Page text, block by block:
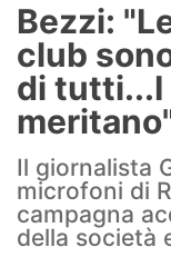
Formello
Infortuni
Primavera
Lazio Women
Bezzi:
club
di tutti...I
Il giornalista
microfoni di
campagna
della società